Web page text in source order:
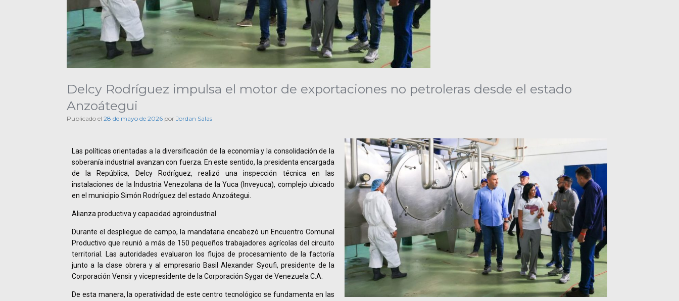
Delcy Rodríguez impulsa el motor de exportaciones no petroleras desde el estado
Anzoátegui
Publicado el 28 de mayo de 2026 por Jordan Salas
Las políticas orientadas a la diversificación de la economía y la consolidación de la
soberanía industrial avanzan con fuerza. En este sentido, la presidenta encargada
de la República, Delcy Rodríguez, realizó una inspección técnica en las
instalaciones de la Industria Venezolana de la Yuca (Inveyuca), complejo ubicado
en el municipio Simón Rodríguez del estado Anzoátegui.
Alianza productiva y capacidad agroindustrial
Durante el despliegue de campo, la mandataria encabezó un Encuentro Comunal
Productivo que reunió a más de 150 pequeños trabajadores agrícolas del circuito
territorial. Las autoridades evaluaron los flujos de procesamiento de la factoría
junto a la clase obrera y al empresario Basil Alexander Syoufi, presidente de la
Corporación Vensir y vicepresidente de la Corporación Sygar de Venezuela C.A.
De esta manera, la operatividad de este centro tecnológico se fundamenta en las